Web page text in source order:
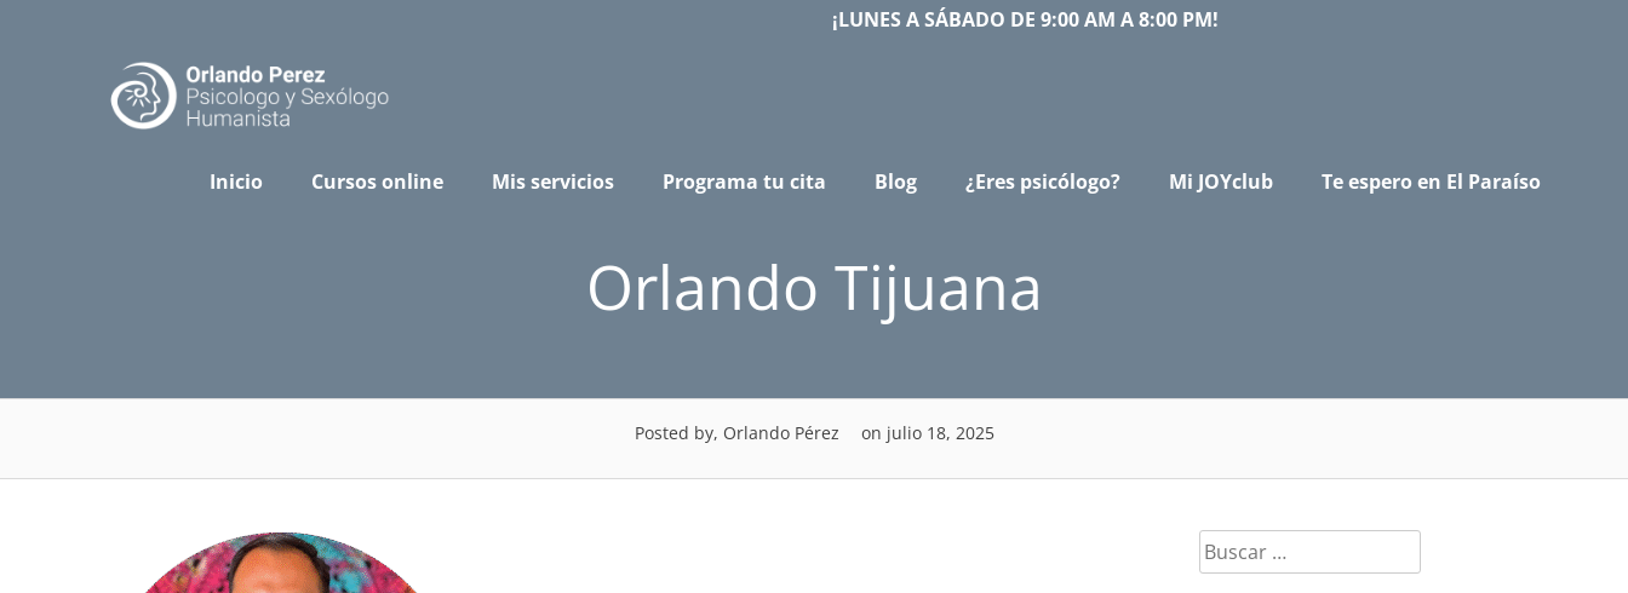
¡LUNES A SÁBADO DE 9:00 AM A 8:00 PM!
Inicio Cursos online Mis servicios Programa tu cita Blog ¿Eres psicólogo? Mi JOYclub Te espero en El Paraíso
Orlando Tijuana
Posted by, Orlando Pérez on julio 18, 2025
Buscar: